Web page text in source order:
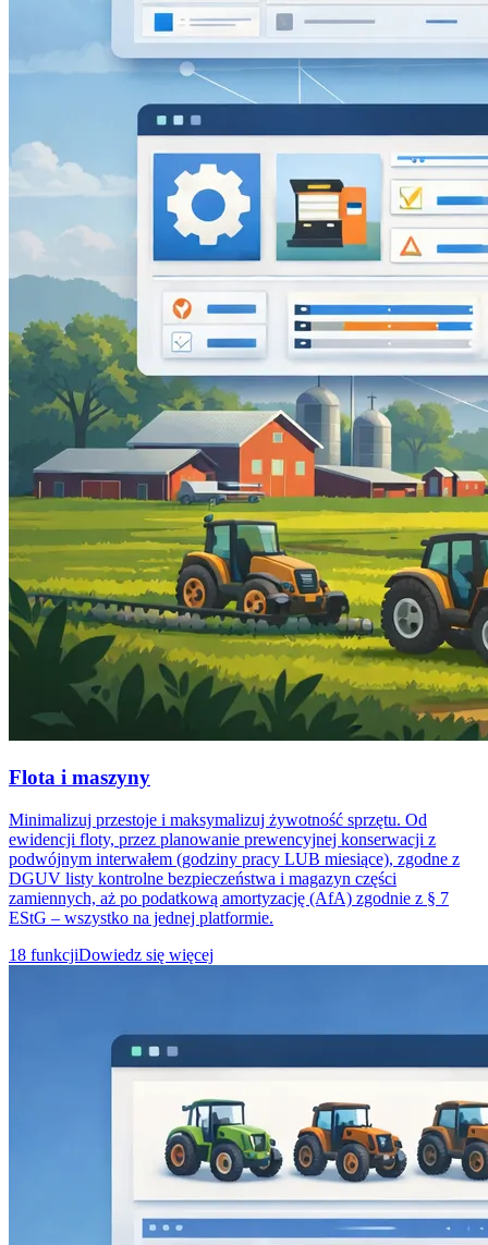
Flota i maszyny
Minimalizuj przestoje i maksymalizuj żywotność sprzętu. Od
ewidencji floty, przez planowanie prewencyjnej konserwacji z
podwójnym interwałem (godziny pracy LUB miesiące), zgodne z
DGUV listy kontrolne bezpieczeństwa i magazyn części
zamiennych, aż po podatkową amortyzację (AfA) zgodnie z § 7
EStG – wszystko na jednej platformie.
18 funkcjiDowiedz się więcej